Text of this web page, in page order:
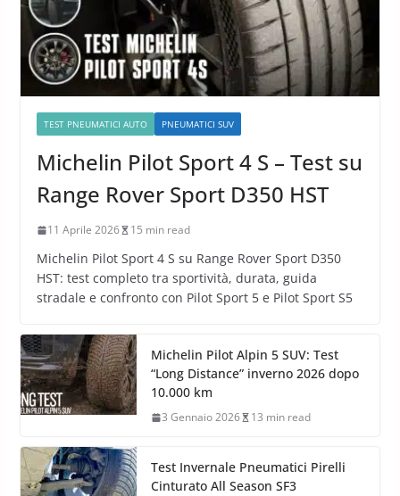
TEST PNEUMATICI AUTO PNEUMATICI SUV
Michelin Pilot Sport 4 S – Test su
Range Rover Sport D350 HST
11 Aprile 2026 15 min read
Michelin Pilot Sport 4 S su Range Rover Sport D350
HST: test completo tra sportività, durata, guida
stradale e confronto con Pilot Sport 5 e Pilot Sport S5
Michelin Pilot Alpin 5 SUV: Test
“Long Distance” inverno 2026 dopo
10.000 km
3 Gennaio 2026 13 min read
Test Invernale Pneumatici Pirelli
Cinturato All Season SF3